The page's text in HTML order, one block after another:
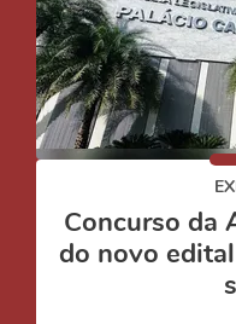
Concurso da
do novo